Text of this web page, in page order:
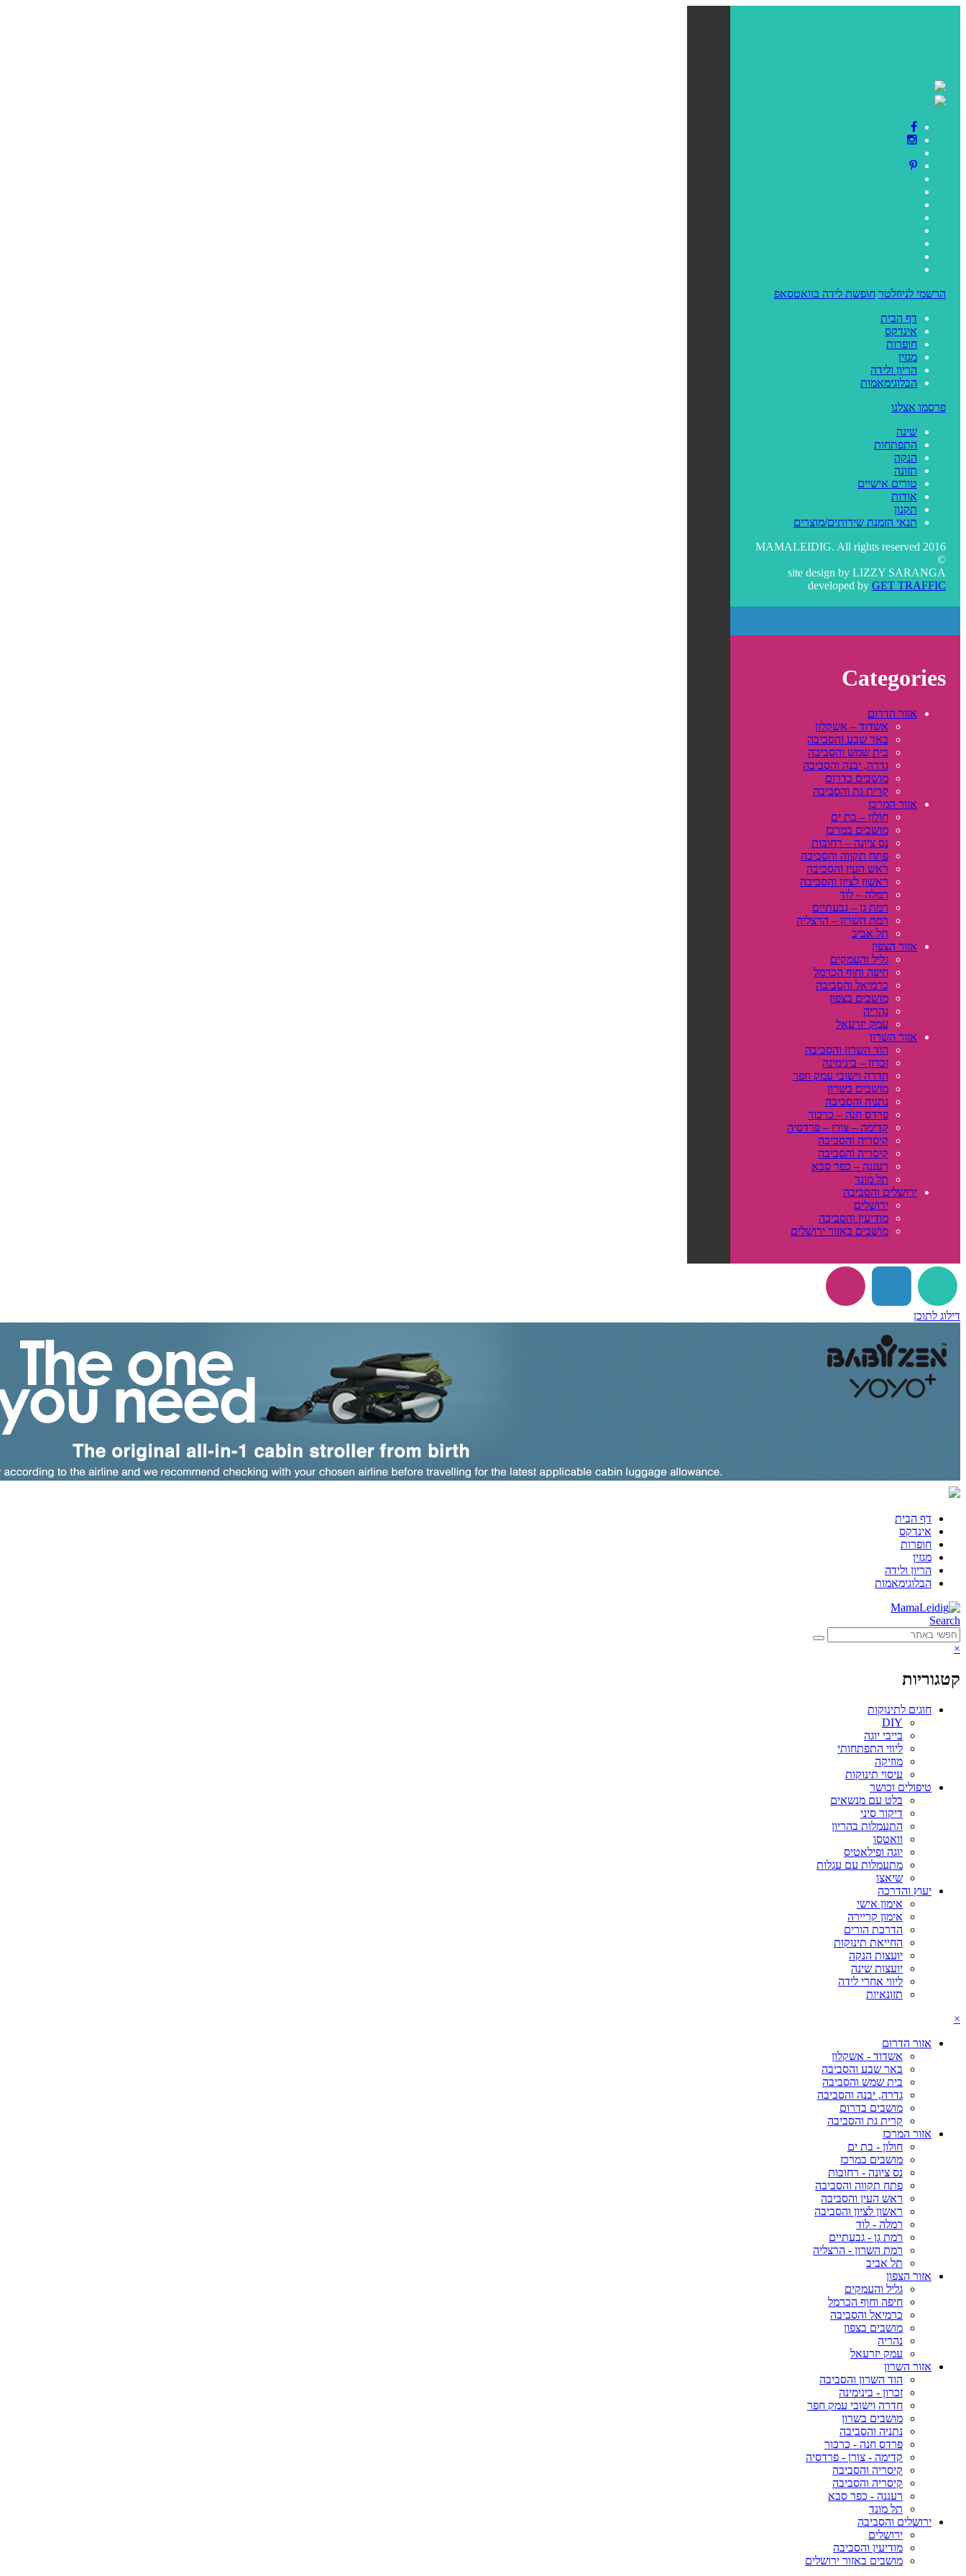
הרשמי לניוזלטר חופשת לידה בוואטסאפ
דף הבית
אינדקס
חופרות
מגזין
הריון ולידה
הבלוגימאמות
פרסמו אצלנו
שינה
התפתחות
הנקה
תזונה
טורים אישיים
אודות
תקנון
תנאי הזמנת שירותים/מוצרים
MAMALEIDIG. All rights reserved 2016
©
site design by LIZZY SARANGA
developed by GET TRAFFIC
Categories
אזור הדרום
אשדוד – אשקלון
באר שבע והסביבה
בית שמש והסביבה
גדרה, יבנה והסביבה
מושבים בדרום
קרית גת והסביבה
אזור המרכז
חולון – בת ים
מושבים במרכז
נס ציונה – רחובות
פתח תקווה והסביבה
ראש העין והסביבה
ראשון לציון והסביבה
רמלה – לוד
רמת גן – גבעתיים
רמת השרון – הרצליה
תל אביב
אזור הצפון
גליל והעמקים
חיפה וחוף הכרמל
כרמיאל והסביבה
מושבים בצפון
נהריה
עמק יזרעאל
אזור השרון
הוד השרון והסביבה
זכרון – בינימינה
חדרה וישובי עמק חפר
מושבים בשרון
נתניה והסביבה
פרדס חנה – כרכור
קדימה – צורן – פרדסיה
קיסריה והסביבה
קיסריה והסביבה
רעננה – כפר סבא
תל מונד
ירושלים והסביבה
ירושלים
מודיעין והסביבה
מושבים באזור ירושלים
דילוג לתוכן
דף הבית
אינדקס
חופרות
מגזין
הריון ולידה
הבלוגימאמות
Search
×
קטגוריות
חוגים לתינוקות
DIY
בייבי יוגה
ליווי התפתחותי
מוזיקה
עיסוי תינוקות
טיפולים וכושר
בלט עם מנשאים
דיקור סיני
התעמלות בהריון
וואטסו
יוגה ופילאטיס
מתעמלות עם עגלות
שיאצו
יעוץ והדרכה
אימון אישי
אימון קריירה
הדרכת הורים
החייאת תינוקות
יועצות הנקה
יועצות שינה
ליווי אחרי לידה
תזונאיות
×
אזור הדרום
אשדוד - אשקלון
באר שבע והסביבה
בית שמש והסביבה
גדרה, יבנה והסביבה
מושבים בדרום
קרית גת והסביבה
אזור המרכז
חולון - בת ים
מושבים במרכז
נס ציונה - רחובות
פתח תקווה והסביבה
ראש העין והסביבה
ראשון לציון והסביבה
רמלה - לוד
רמת גן - גבעתיים
רמת השרון - הרצליה
תל אביב
אזור הצפון
גליל והעמקים
חיפה וחוף הכרמל
כרמיאל והסביבה
מושבים בצפון
נהריה
עמק יזרעאל
אזור השרון
הוד השרון והסביבה
זכרון - בינימינה
חדרה וישובי עמק חפר
מושבים בשרון
נתניה והסביבה
פרדס חנה - כרכור
קדימה - צורן - פרדסיה
קיסריה והסביבה
קיסריה והסביבה
רעננה - כפר סבא
תל מונד
ירושלים והסביבה
ירושלים
מודיעין והסביבה
מושבים באזור ירושלים